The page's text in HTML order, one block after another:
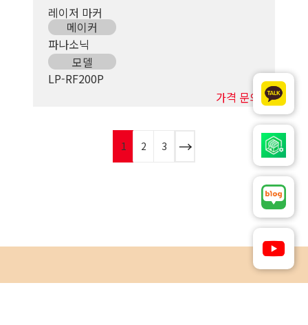
레이저 마커
메이커
파나소닉
모델
LP-RF200P
가격 문의
1 2 3